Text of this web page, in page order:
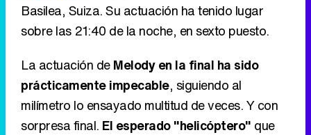
Basilea, Suiza. Su actuación ha tenido lugar
sobre las 21:40 de la noche, en sexto puesto.
La actuación deMelody en la final ha sido
prácticamente impecable, siguiendo al
milímetro lo ensayado multitud de veces. Y con
sorpresa final. El esperado "helicóptero" que